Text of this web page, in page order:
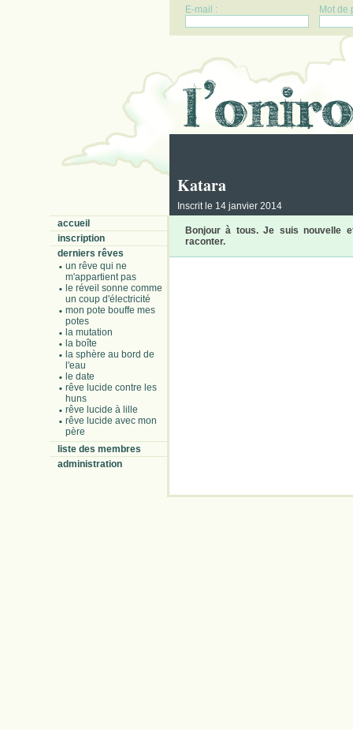
E-mail : Mot de
Katara
Inscrit le 14 janvier 2014
accueil
inscription
derniers rêves
un rêve qui ne
m'appartient pas
le réveil sonne comme
un coup d'électricité
mon pote bouffe mes
potes
la mutation
la boîte
la sphère au bord de
l'eau
le date
rêve lucide contre les
huns
rêve lucide à lille
rêve lucide avec mon
père
liste des membres
administration
Bonjour à tous. Je suis nouvelle
raconter.